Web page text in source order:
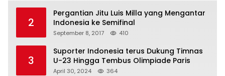
2
Pergantian Jitu Luis Milla yang Mengantar
Indonesia ke Semifinal
September 8, 2017 410
3
Suporter Indonesia terus Dukung Timnas
U-23 Hingga Tembus Olimpiade Paris
April 30, 2024 364